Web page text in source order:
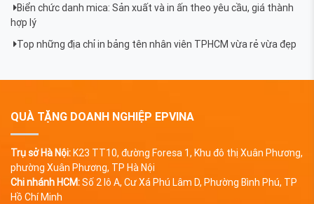
Biển chức danh mica: Sản xuất và in ấn theo yêu cầu, giá thành
hợp lý
Top những địa chỉ in bảng tên nhân viên TPHCM vừa rẻ vừa đẹp
QUÀ TẶNG DOANH NGHIỆP EPVINA
Trụ sở Hà Nội:K23 TT10, đường Foresa 1, Khu đô thị Xuân Phương,
phường Xuân Phương, TP Hà Nội
Chi nhánh HCM:Số 2 lô A, Cư Xá Phú Lâm D, Phường Bình Phú, TP
Hồ Chí Minh